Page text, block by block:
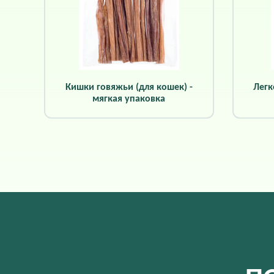
Кишки говяжьи (для кошек) -
мягкая упаковка